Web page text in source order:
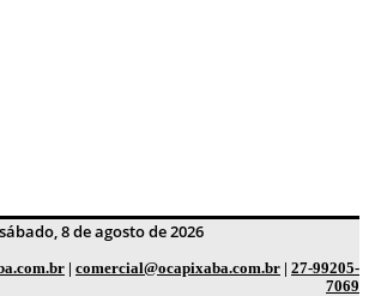
sábado, 8 de agosto de 2026
| comercial@ocapixaba.com.br | 27-99205-
7069